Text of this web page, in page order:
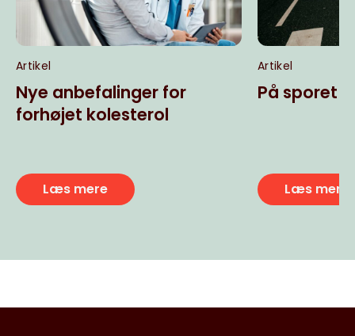
Artikel
Nye anbefalinger for
forhøjet kolesterol
Læs mere
Artikel
På sporet
Læs mere